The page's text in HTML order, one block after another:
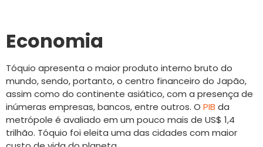
Economia
Tóquio apresenta o maior produto interno bruto do
mundo, sendo, portanto, o centro financeiro do Japão,
assim como do continente asiático, com a presença de
inúmeras empresas, bancos, entre outros. O PIB da
metrópole é avaliado em um pouco mais de US$ 1,4
trilhão. Tóquio foi eleita uma das cidades com maior